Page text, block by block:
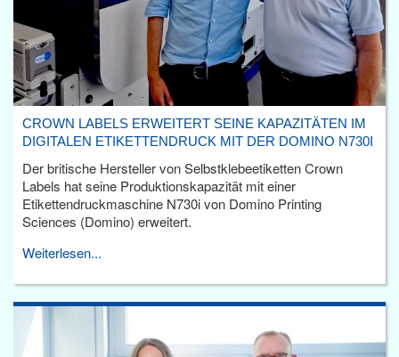
CROWN LABELS ERWEITERT SEINE KAPAZITÄTEN IM
DIGITALEN ETIKETTENDRUCK MIT DER DOMINO N730I
Der britische Hersteller von Selbstklebeetiketten Crown
Labels hat seine Produktionskapazität mit einer
Etikettendruckmaschine N730i von Domino Printing
Sciences (Domino) erweitert.
Weiterlesen...